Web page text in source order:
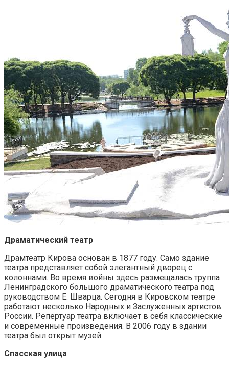
Драматический театр
Драмтеатр Кирова основан в 1877 году. Само здание
театра представляет собой элегантный дворец с
колоннами. Во время войны здесь размещалась труппа
Ленинградского большого драматического театра под
руководством Е. Шварца. Сегодня в Кировском театре
работают несколько Народных и Заслуженных артистов
России. Репертуар театра включает в себя классические
и современные произведения. В 2006 году в здании
театра был открыт музей.
Спасская улица